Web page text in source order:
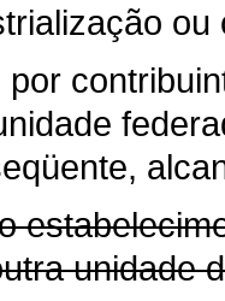
por
unidade